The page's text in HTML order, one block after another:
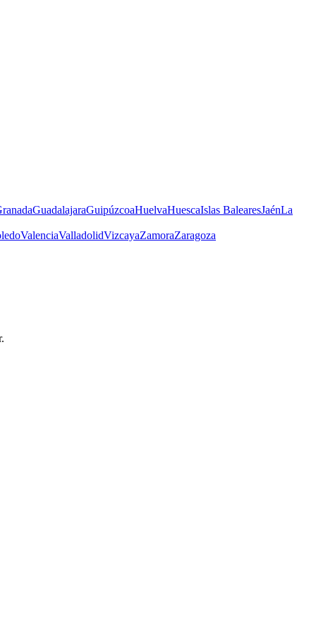
GuadalajaraGuipúzcoaHuelvaHuescaIslas BalearesJaénLa
ValenciaValladolidVizcayaZamoraZaragoza